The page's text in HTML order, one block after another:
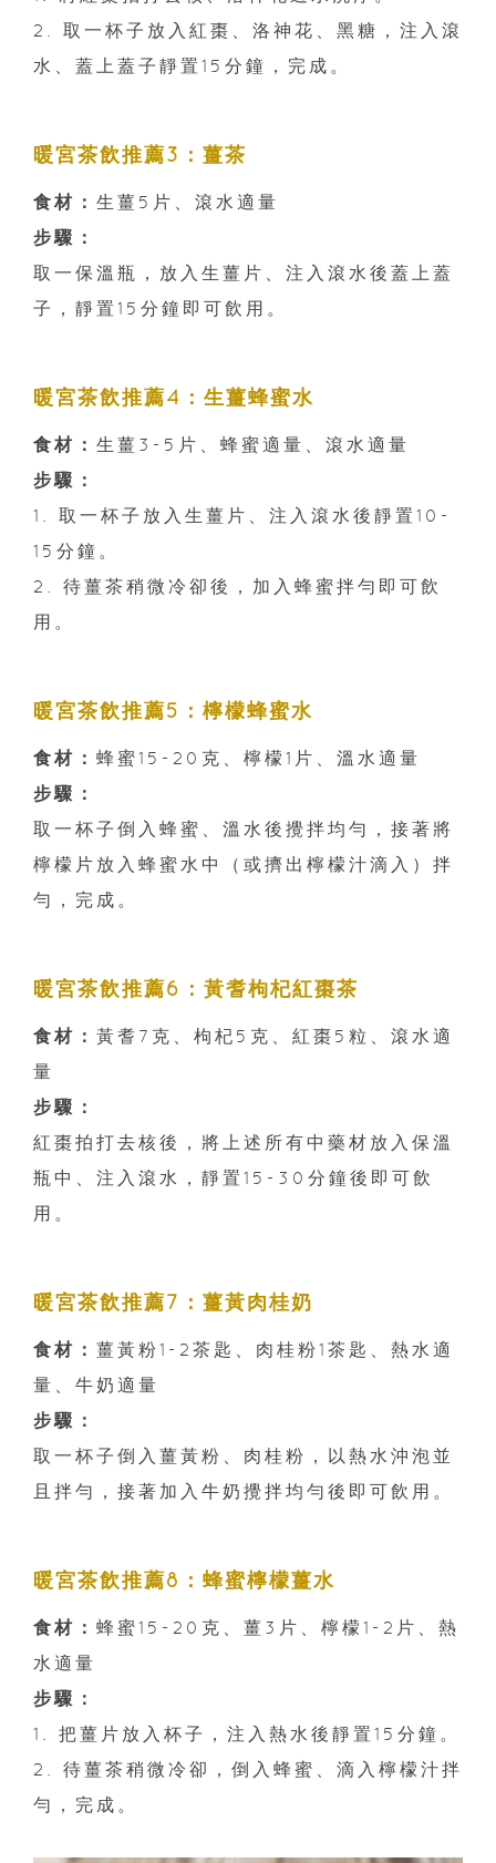
2. 取一杯子放入紅棗、洛神花、黑糖，注入滾
水、蓋上蓋子靜置15分鐘，完成。
暖宮茶飲推薦3：薑茶
食材： 生薑5片、滾水適量
步驟：
取一保溫瓶，放入生薑片、注入滾水後蓋上蓋
子，靜置15分鐘即可飲用。
暖宮茶飲推薦4：生薑蜂蜜水
食材： 生薑3-5片、蜂蜜適量、滾水適量
步驟：
1. 取一杯子放入生薑片、注入滾水後靜置10-
15分鐘。
2. 待薑茶稍微冷卻後，加入蜂蜜拌勻即可飲
用。
暖宮茶飲推薦5：檸檬蜂蜜水
食材： 蜂蜜15-20克、檸檬1片、溫水適量
步驟：
取一杯子倒入蜂蜜、溫水後攪拌均勻，接著將
檸檬片放入蜂蜜水中（或擠出檸檬汁滴入）拌
勻，完成。
暖宮茶飲推薦6：黃耆枸杞紅棗茶
食材： 黃耆7克、枸杞5克、紅棗5粒、滾水適
量
步驟：
紅棗拍打去核後，將上述所有中藥材放入保溫
瓶中、注入滾水，靜置15-30分鐘後即可飲
用。
暖宮茶飲推薦7：薑黃肉桂奶
食材： 薑黃粉1-2茶匙、肉桂粉1茶匙、熱水適
量、牛奶適量
步驟：
取一杯子倒入薑黃粉、肉桂粉，以熱水沖泡並
且拌勻，接著加入牛奶攪拌均勻後即可飲用。
暖宮茶飲推薦8：蜂蜜檸檬薑水
食材： 蜂蜜15-20克、薑3片、檸檬1-2片、熱
水適量
步驟：
1. 把薑片放入杯子，注入熱水後靜置15分鐘。
2. 待薑茶稍微冷卻，倒入蜂蜜、滴入檸檬汁拌
勻，完成。